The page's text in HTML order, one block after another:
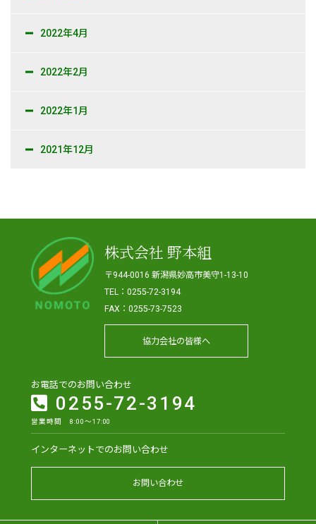
2022年4月
2022年2月
2022年1月
2021年12月
株式会社 野本組
〒944-0016 新潟県妙高市美守1-13-10
TEL：0255-72-3194
FAX：0255-73-7523
協力会社の皆様へ
お電話でのお問い合わせ
0255-72-3194
営業時間 8:00～17:00
インターネットでのお問い合わせ
お問い合わせ